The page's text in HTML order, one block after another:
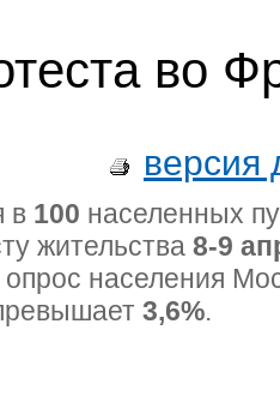
во
версия
в 100 населенных
жительства 8-9
населения
3,6%.